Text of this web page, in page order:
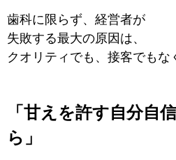
歯科に限らず、経営者が
失敗する最大の原因は、
クオリティでも、接客でもな
「甘えを許す自分自
ら」